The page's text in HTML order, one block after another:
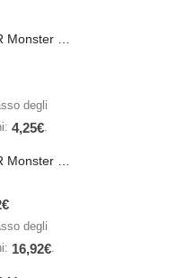
PRE-ORDER Monster Energy Nitro Blue Flash PL 500 ml IN ARRIVO IL 21 SETTEMBRE
degli
4,25€
€
degli
16,92€